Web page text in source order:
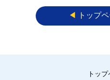
◀︎ トップ
トッ